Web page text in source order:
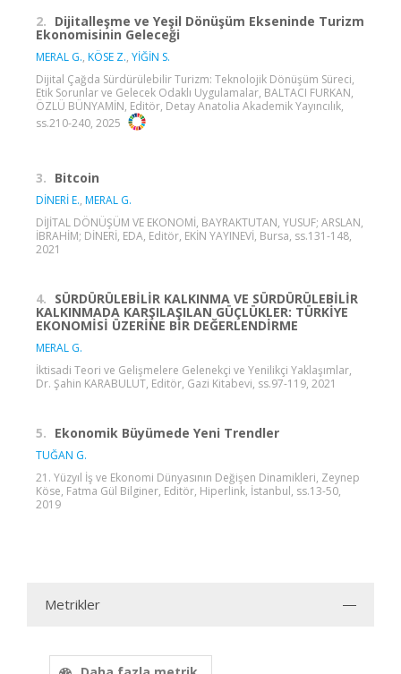
2. Dijitalleşme ve Yeşil Dönüşüm Ekseninde Turizm
Ekonomisinin Geleceği
MERAL G., KÖSE Z., YİĞİN S.
Dijital Çağda Sürdürülebilir Turizm: Teknolojik Dönüşüm Süreci,
Etik Sorunlar ve Gelecek Odaklı Uygulamalar, BALTACI FURKAN,
ÖZLÜ BÜNYAMİN, Editör, Detay Anatolia Akademik Yayıncılık,
ss.210-240, 2025
3. Bitcoin
DİNERİ E., MERAL G.
DİJİTAL DÖNÜŞÜM VE EKONOMİ, BAYRAKTUTAN, YUSUF; ARSLAN,
İBRAHİM; DİNERİ, EDA, Editör, EKİN YAYINEVİ, Bursa, ss.131-148,
2021
4. SÜRDÜRÜLEBİLİR KALKINMA VE SÜRDÜRÜLEBİLİR
KALKINMADA KARŞILAŞILAN GÜÇLÜKLER: TÜRKİYE
EKONOMİSİ ÜZERİNE BİR DEĞERLENDİRME
MERAL G.
İktisadi Teori ve Gelişmelere Gelenekçi ve Yenilikçi Yaklaşımlar,
Dr. Şahin KARABULUT, Editör, Gazi Kitabevi, ss.97-119, 2021
5. Ekonomik Büyümede Yeni Trendler
TUĞAN G.
21. Yüzyıl İş ve Ekonomi Dünyasının Değişen Dinamikleri, Zeynep
Köse, Fatma Gül Bilginer, Editör, Hiperlink, İstanbul, ss.13-50,
2019
Metrikler